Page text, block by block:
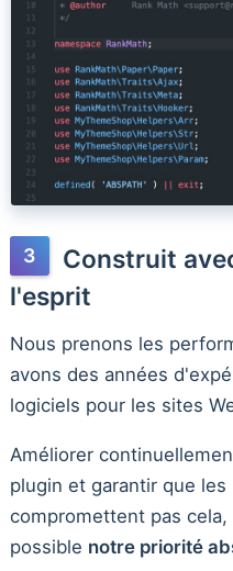
Construit
l'esprit
Nous prenons les
avons des années
logiciels pour les sites
Améliorer
plugin et garantir que
compromettent pas
possible notre priorité